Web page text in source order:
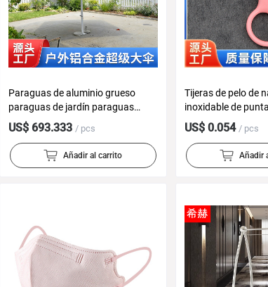
Paraguas de aluminio grueso
paraguas de jardín paraguas
balcón paraguas de protección
solar comercial
US$ 693.333 / pcs
Añadir al carrito
Tijeras de pelo de
inoxidable de
para estudiantes,
multiusos
US$ 0.054 / pcs
Añadir